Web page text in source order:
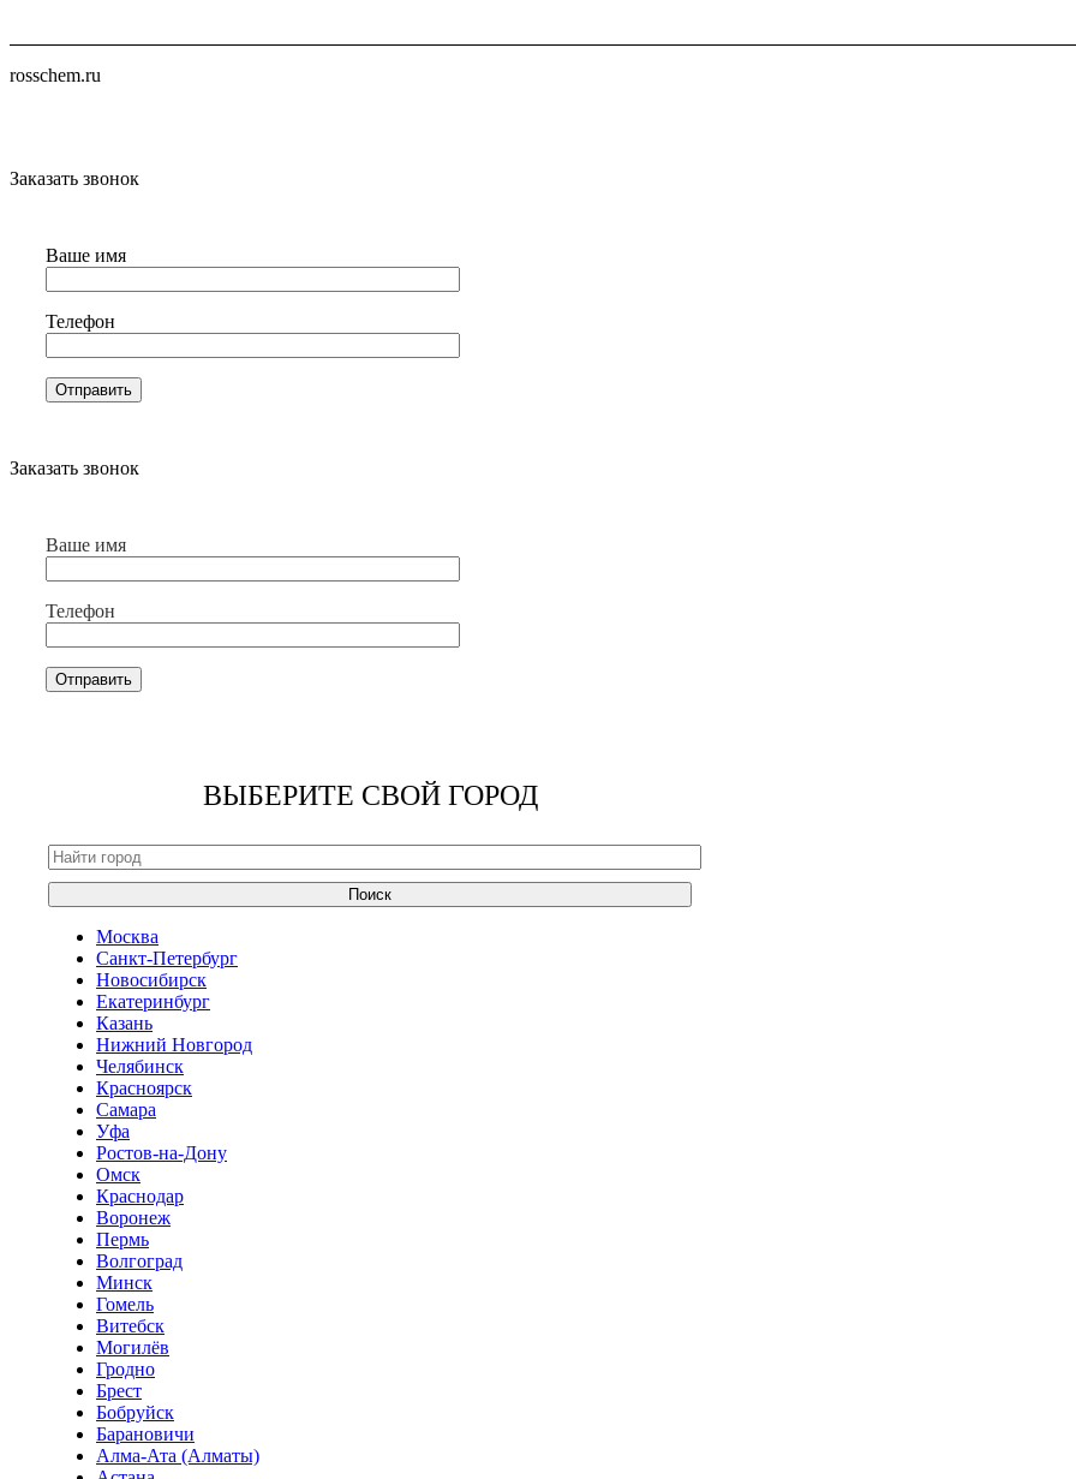
rosschem.ru
Заказать звонок
Ваше имя
Телефон
Заказать звонок
Ваше имя
Телефон
ВЫБЕРИТЕ СВОЙ ГОРОД
Поиск
Москва
Санкт-Петербург
Новосибирск
Екатеринбург
Казань
Нижний Новгород
Челябинск
Красноярск
Самара
Уфа
Ростов-на-Дону
Омск
Краснодар
Воронеж
Пермь
Волгоград
Минск
Гомель
Витебск
Могилёв
Гродно
Брест
Бобруйск
Барановичи
Алма-Ата (Алматы)